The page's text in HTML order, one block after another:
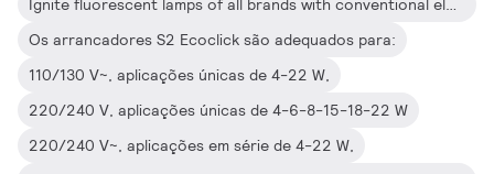
Ignite fluorescent lamps of all brands with conventional electromagnetic ballast using TL‑D (T8), TL (T12), TL mini and PL‑L lamps
Os arrancadores S2 Ecoclick são adequados para:
110/130 V~, aplicações únicas de 4-22 W,
220/240 V, aplicações únicas de 4-6-8-15-18-22 W
220/240 V~, aplicações em série de 4-22 W,